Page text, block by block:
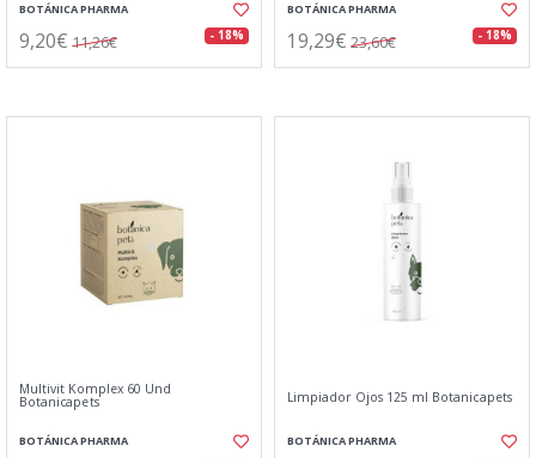
BOTÁNICA PHARMA
9,20€ 11,26€ - 18%
BOTÁNICA PHARMA
19,29€ 23,60€ - 18%
Multivit Komplex 60 Und
Botanicapets
BOTÁNICA PHARMA
Limpiador Ojos 125 ml Botanicapets
BOTÁNICA PHARMA